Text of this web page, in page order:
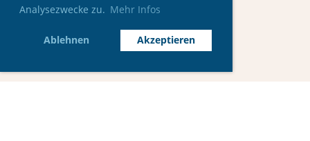
Analysezwecke zu. Mehr Infos
Ablehnen Akzeptieren